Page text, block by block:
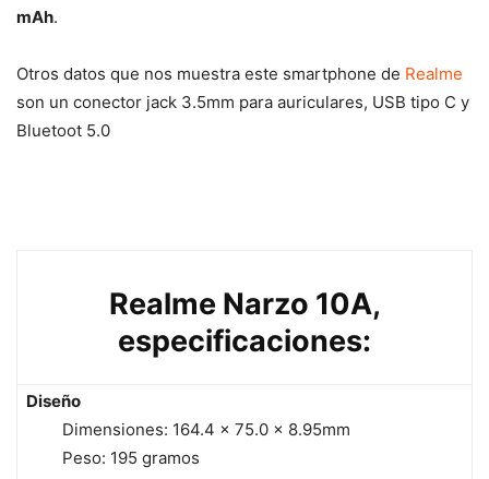
mAh.
Otros datos que nos muestra este smartphone de Realme
son un conector jack 3.5mm para auriculares, USB tipo C y
Bluetoot 5.0
Realme Narzo 10A,
especificaciones:
Diseño
Dimensiones: 164.4 x 75.0 x 8.95mm
Peso: 195 gramos